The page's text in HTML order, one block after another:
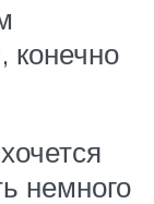
конечно
немного